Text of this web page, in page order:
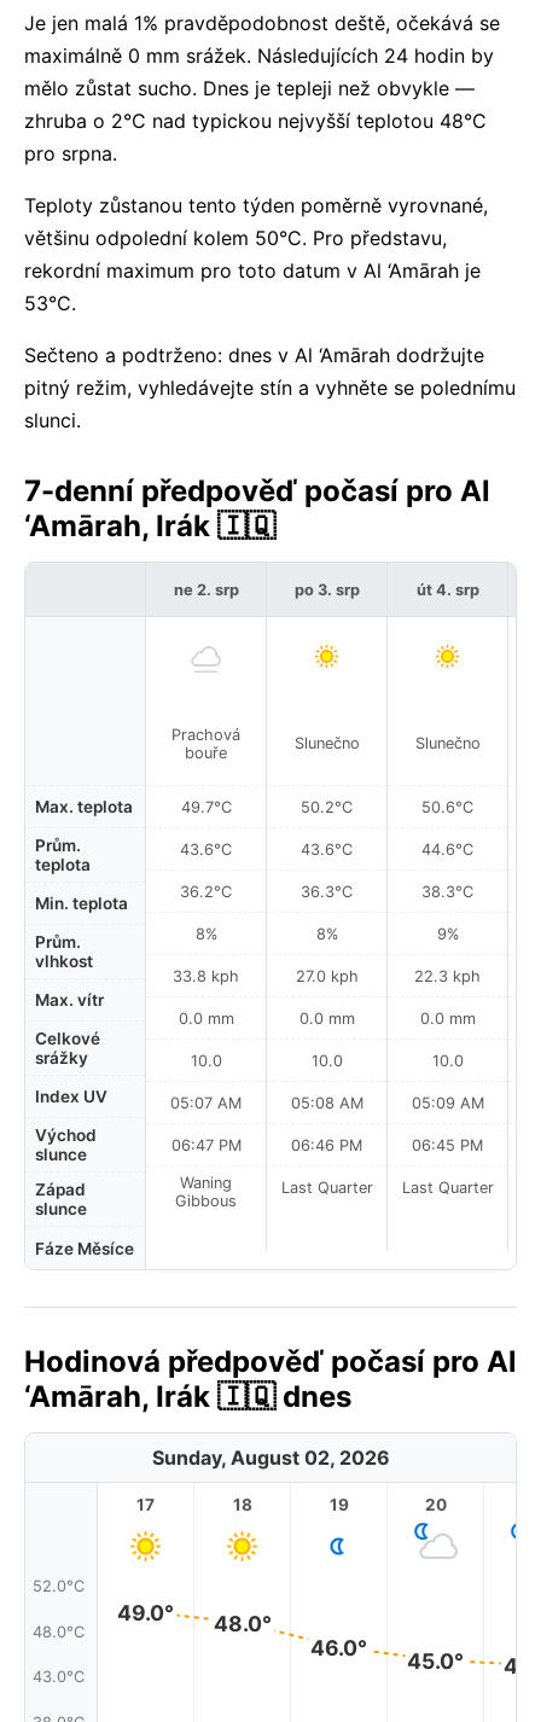
Je jen malá 1% pravděpodobnost deště, očekává se
maximálně 0 mm srážek. Následujících 24 hodin by
mělo zůstat sucho. Dnes je tepleji než obvykle —
zhruba o 2°C nad typickou nejvyšší teplotou 48°C
pro srpna.
Teploty zůstanou tento týden poměrně vyrovnané,
většinu odpolední kolem 50°C. Pro představu,
rekordní maximum pro toto datum v Al ‘Amārah je
53°C.
Sečteno a podtrženo: dnes v Al ‘Amārah dodržujte
pitný režim, vyhledávejte stín a vyhněte se polednímu
slunci.
7-denní předpověď počasí pro Al
‘Amārah, Irák 🇮🇶
Max. teplota
Prům.
teplota
Min. teplota
Prům.
vlhkost
Max. vítr
Celkové
srážky
Index UV
Východ
slunce
Západ
slunce
Fáze Měsíce
ne 2. srp
Prachová
bouře
49.7°C
43.6°C
36.2°C
8%
33.8 kph
0.0 mm
10.0
05:07 AM
06:47 PM
Waning
Gibbous
po 3. srp
Slunečno
50.2°C
43.6°C
36.3°C
8%
27.0 kph
0.0 mm
10.0
05:08 AM
06:46 PM
Last Quarter
út 4. srp
Slunečno
50.6°C
44.6°C
38.3°C
9%
22.3 kph
0.0 mm
10.0
05:09 AM
06:45 PM
Last Quarter
Hodinová předpověď počasí pro Al
‘Amārah, Irák 🇮🇶 dnes
Sunday, August 02, 2026
52.0°C
48.0°C
43.0°C
17
49.0°
18
48.0°
19
46.0°
20
45.0°